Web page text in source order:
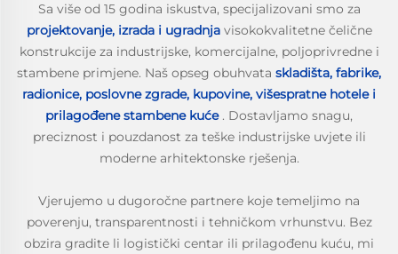
Sa više od 15 godina iskustva, specijalizovani smo za
projektovanje, izrada i ugradnja visokokvalitetne čelične
konstrukcije za industrijske, komercijalne, poljoprivredne i
stambene primjene. Naš opseg obuhvata skladišta, fabrike,
radionice, poslovne zgrade, kupovine, višespratne hotele i
prilagođene stambene kuće . Dostavljamo snagu,
preciznost i pouzdanost za teške industrijske uvjete ili
moderne arhitektonske rješenja.
Vjerujemo u dugoročne partnere koje temeljimo na
poverenju, transparentnosti i tehničkom vrhunstvu. Bez
obzira gradite li logistički centar ili prilagođenu kuću, mi